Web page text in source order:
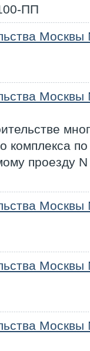
ПП
комплекса
проезду